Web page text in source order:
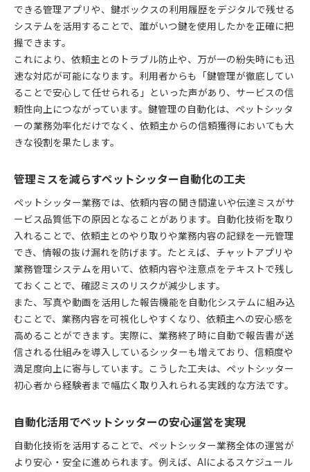
できる管理アプリや、鍵ボックスの利用履歴をデジタルで残せる
システムを活用することで、誰がいつ鍵を使用したかを正確に把
握できます。
これにより、依頼主とのトラブル防止や、万が一の紛失時にも迅
速な対応が可能になります。利用者からも「鍵管理が徹底してい
ることで安心して任せられる」といった声があり、サービスの信
頼性向上につながっています。鍵管理の自動化は、ペットシッタ
ーの業務効率化だけでなく、依頼主からの信頼獲得においても大
きな役割を果たします。
管理ミスを減らすペットシッター自動化の工夫
ペットシッター業務では、依頼内容の聞き間違いや伝達ミスがサ
ービス品質低下の原因となることがあります。自動化技術を取り
入れることで、依頼主とのやり取りや業務内容の記録を一元管理
でき、情報の抜け漏れを防げます。たとえば、チャットアプリや
業務管理システムを用いて、依頼内容や注意点をテキストで残し
ておくことで、確認ミスのリスクが減少します。
また、写真や動画を活用した報告機能を自動化システムに組み込
むことで、業務内容を可視化しやすくなり、依頼主への安心感を
高めることができます。実際に、業務終了時に自動で報告書が送
信される仕組みを導入しているシッターも増えており、信頼度や
満足度向上に寄与しています。こうした工夫は、ペットシッター
初心者から経験者まで幅広く取り入れられる実践的な方法です。
自動化活用でペットシッターの安心運営を実現
自動化技術を活用することで、ペットシッター業務全体の運営が
より安心・安全に進められます。例えば、AIによるスケジュール